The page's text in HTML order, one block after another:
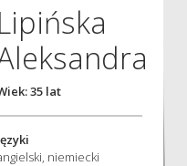
Lipińska
35 lat
niemiecki